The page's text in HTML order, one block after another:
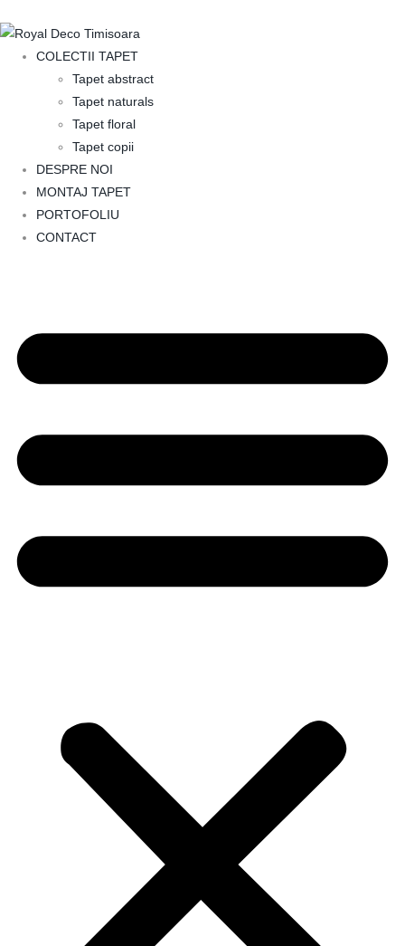
COLECTII TAPET
Tapet abstract
Tapet naturals
Tapet floral
Tapet copii
DESPRE NOI
MONTAJ TAPET
PORTOFOLIU
CONTACT